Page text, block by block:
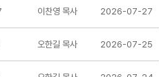
이찬영 목사 2026-07-27
오한길 목사 2026-07-25